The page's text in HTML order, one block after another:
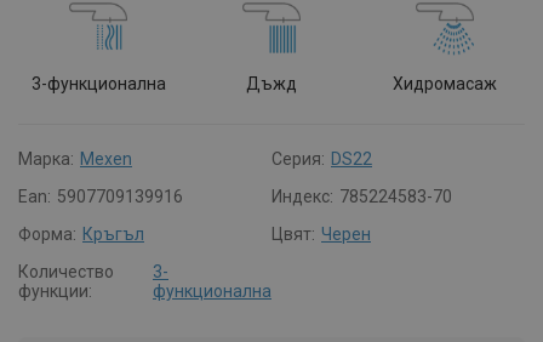
3-функционална Дъжд Хидромасаж
Марка: Mexen Серия: DS22
Ean: 5907709139916 Индекс: 785224583-70
Форма: Кръгъл Цвят: Черен
Количество
функции:
3-
функционална